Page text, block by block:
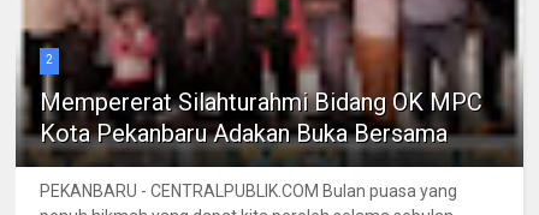
2
Mempererat Silahturahmi Bidang OK MPC
Kota Pekanbaru Adakan Buka Bersama
PEKANBARU - CENTRALPUBLIK.COM Bulan puasa yang